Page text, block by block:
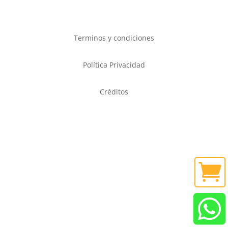


Terminos y condiciones
Política Privacidad
Créditos